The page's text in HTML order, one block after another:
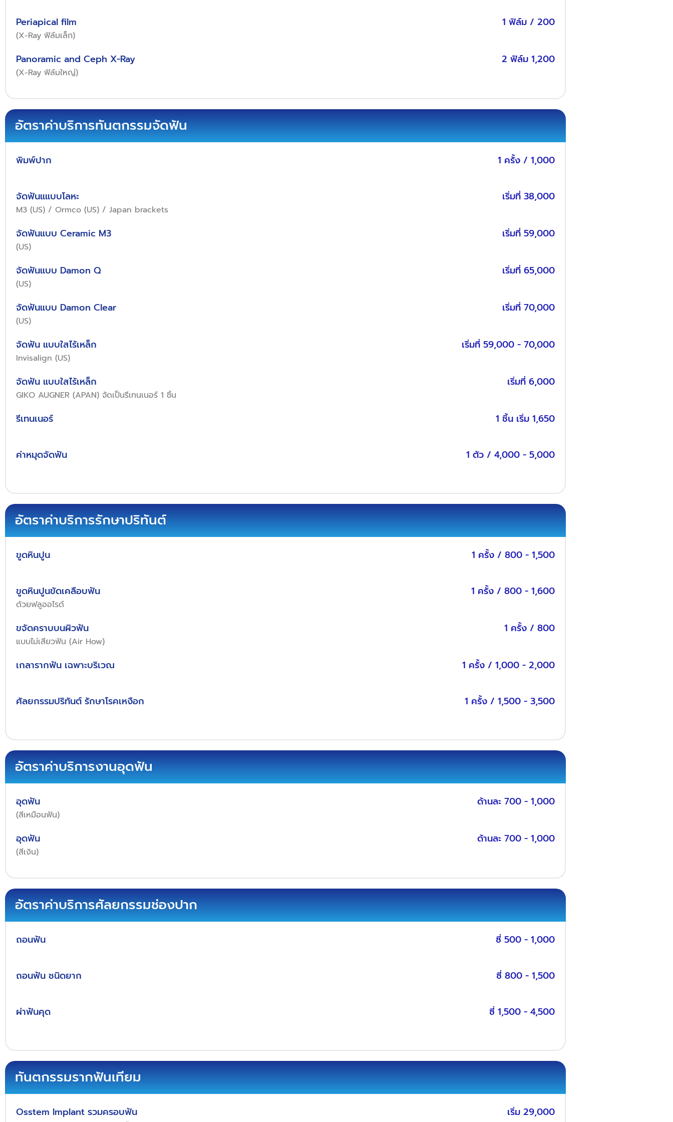
Periapical film 1 ฟิล์ม / 200
(X-Ray ฟิล์มเล็ก)
Panoramic and Ceph X-Ray 2 ฟิล์ม 1,200
(X-Ray ฟิล์มใหญ่)
อัตราค่าบริการทันตกรรมจัดฟัน
พิมพ์ปาก 1 ครั้ง / 1,000
จัดฟันแแบบโลหะ เริ่มที่ 38,000
M3 (US) / Ormco (US) / Japan brackets
จัดฟันแบบ Ceramic M3 เริ่มที่ 59,000
(US)
จัดฟันแบบ Damon Q เริ่มที่ 65,000
(US)
จัดฟันแบบ Damon Clear เริ่มที่ 70,000
(US)
จัดฟัน แบบใสไร้เหล็ก เริ่มที่ 59,000 - 70,000
Invisalign (US)
จัดฟัน แบบใสไร้เหล็ก เริ่มที่ 6,000
GIKO AUGNER (APAN) จัดเป็นรีเทนเนอร์ 1 ชิ้น
รีเทนเนอร์ 1 ชิ้น เริ่ม 1,650
ค่าหมุดจัดฟัน 1 ตัว / 4,000 - 5,000
อัตราค่าบริการรักษาปริทันต์
ขูดหินปูน 1 ครั้ง / 800 - 1,500
ขูดหินปูนขัดเคลือบฟัน 1 ครั้ง / 800 - 1,600
ด้วยฟลูออไรด์
ขจัดคราบบนผิวฟัน 1 ครั้ง / 800
แบบไม่เสียวฟัน (Air How)
เกลารากฟัน เฉพาะบริเวณ 1 ครั้ง / 1,000 - 2,000
ศัลยกรรมปริทันต์ รักษาโรคเหงือก 1 ครั้ง / 1,500 - 3,500
อัตราค่าบริการงานอุดฟัน
อุดฟัน ด้านละ 700 - 1,000
(สีเหมือนฟัน)
อุดฟัน ด้านละ 700 - 1,000
(สีเงิน)
อัตราค่าบริการศัลยกรรมช่องปาก
ถอนฟัน ซี่ 500 - 1,000
ถอนฟัน ชนิดยาก ซี่ 800 - 1,500
ผ่าฟันคุด ซี่ 1,500 - 4,500
ทันตกรรมรากฟันเทียม
Osstem Implant รวมครอบฟัน เริ่ม 29,000